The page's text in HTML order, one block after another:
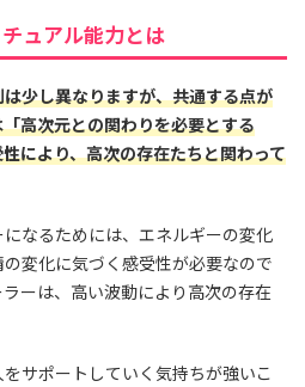
ュアル能力とは
少し異なりますが、共通する点が
高次元との関わりを必要とする
により、高次の存在たちと関わって
なるためには、エネルギーの変化
変化に気づく感受性が必要なので
ーは、高い波動により高次の存在
サポートしていく気持ちが強いこ